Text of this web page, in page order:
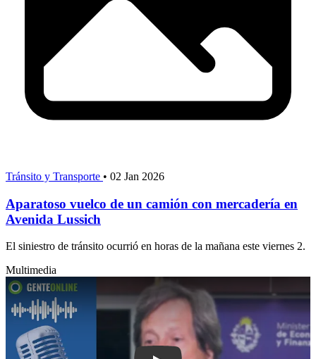
Tránsito y Transporte • 02 Jan 2026
Aparatoso vuelco de un camión con mercadería en
Avenida Lussich
El siniestro de tránsito ocurrió en horas de la mañana este viernes 2.
Multimedia